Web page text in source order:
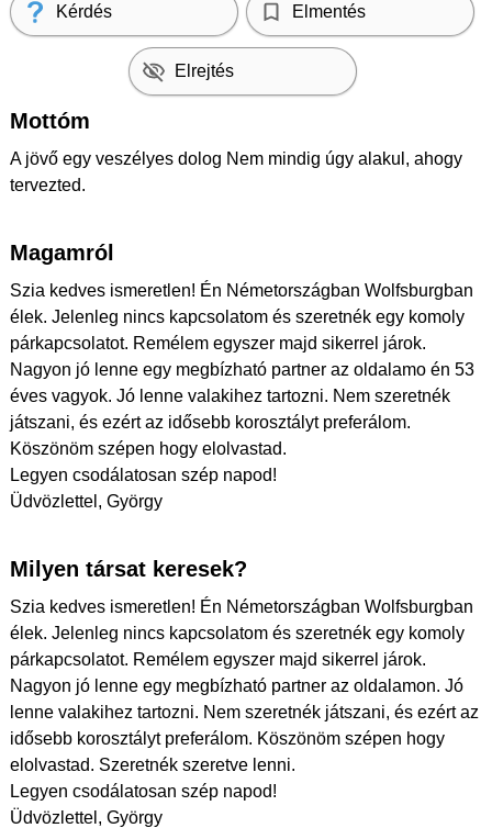
Kérdés Elmentés
Elrejtés
Mottóm
A jövő egy veszélyes dolog Nem mindig úgy alakul, ahogy
tervezted.
Magamról
Szia kedves ismeretlen! Én Németországban Wolfsburgban
élek. Jelenleg nincs kapcsolatom és szeretnék egy komoly
párkapcsolatot. Remélem egyszer majd sikerrel járok.
Nagyon jó lenne egy megbízható partner az oldalamo én 53
éves vagyok. Jó lenne valakihez tartozni. Nem szeretnék
játszani, és ezért az idősebb korosztályt preferálom.
Köszönöm szépen hogy elolvastad.
Legyen csodálatosan szép napod!
Üdvözlettel, György
Milyen társat keresek?
Szia kedves ismeretlen! Én Németországban Wolfsburgban
élek. Jelenleg nincs kapcsolatom és szeretnék egy komoly
párkapcsolatot. Remélem egyszer majd sikerrel járok.
Nagyon jó lenne egy megbízható partner az oldalamon. Jó
lenne valakihez tartozni. Nem szeretnék játszani, és ezért az
idősebb korosztályt preferálom. Köszönöm szépen hogy
elolvastad. Szeretnék szeretve lenni.
Legyen csodálatosan szép napod!
Üdvözlettel, György